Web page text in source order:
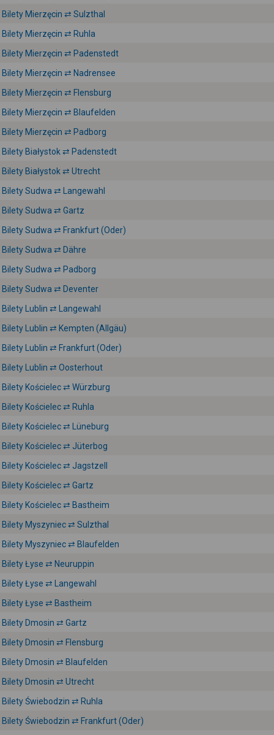
Bilety Mierzęcin ⇄ Sulzthal
Bilety Mierzęcin ⇄ Ruhla
Bilety Mierzęcin ⇄ Padenstedt
Bilety Mierzęcin ⇄ Nadrensee
Bilety Mierzęcin ⇄ Flensburg
Bilety Mierzęcin ⇄ Blaufelden
Bilety Mierzęcin ⇄ Padborg
Bilety Białystok ⇄ Padenstedt
Bilety Białystok ⇄ Utrecht
Bilety Sudwa ⇄ Langewahl
Bilety Sudwa ⇄ Gartz
Bilety Sudwa ⇄ Frankfurt (Oder)
Bilety Sudwa ⇄ Dähre
Bilety Sudwa ⇄ Padborg
Bilety Sudwa ⇄ Deventer
Bilety Lublin ⇄ Langewahl
Bilety Lublin ⇄ Kempten (Allgäu)
Bilety Lublin ⇄ Frankfurt (Oder)
Bilety Lublin ⇄ Oosterhout
Bilety Kościelec ⇄ Würzburg
Bilety Kościelec ⇄ Ruhla
Bilety Kościelec ⇄ Lüneburg
Bilety Kościelec ⇄ Jüterbog
Bilety Kościelec ⇄ Jagstzell
Bilety Kościelec ⇄ Gartz
Bilety Kościelec ⇄ Bastheim
Bilety Myszyniec ⇄ Sulzthal
Bilety Myszyniec ⇄ Blaufelden
Bilety Łyse ⇄ Neuruppin
Bilety Łyse ⇄ Langewahl
Bilety Łyse ⇄ Bastheim
Bilety Dmosin ⇄ Gartz
Bilety Dmosin ⇄ Flensburg
Bilety Dmosin ⇄ Blaufelden
Bilety Dmosin ⇄ Utrecht
Bilety Świebodzin ⇄ Ruhla
Bilety Świebodzin ⇄ Frankfurt (Oder)